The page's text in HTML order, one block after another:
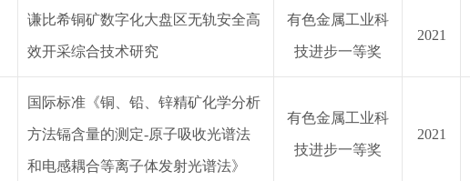
谦比希铜矿数字化大盘区无轨安全高
效开采综合技术研究
有色金属工业科
技进步一等奖
2021
国际标准《铜、铅、锌精矿化学分析
方法镉含量的测定-原子吸收光谱法
和电感耦合等离子体发射光谱法》
有色金属工业科
技进步一等奖
2021